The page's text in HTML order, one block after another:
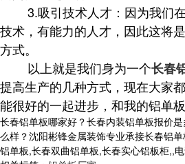
3.吸引技术人才：因为我们在
技术，有能力的人才，因此这将
方式。
以上就是我们身为一个长春
提高生产的几种方式，现在大家
能很好的一起进步，和我的铝单
长春铝单板哪家好？长春内装铝单板报价
么样？沈阳彬锋金属装饰专业承接长春铝
铝单板,长春双曲铝单板,长春实心铝板柜,,